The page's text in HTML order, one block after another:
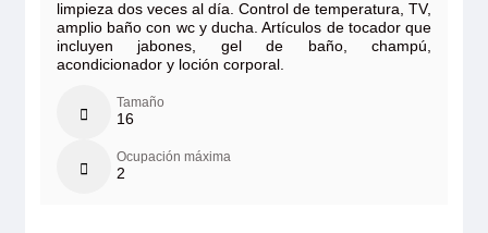
limpieza dos veces al día. Control de temperatura, TV,
amplio baño con wc y ducha. Artículos de tocador que
incluyen jabones, gel de baño, champú,
acondicionador y loción corporal.
Tamaño
16
Ocupación máxima
2